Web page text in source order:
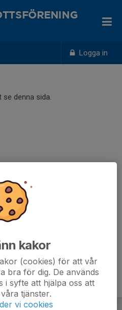
Logga in
denna sida.
kakor
(cookies) för att vår
bra för dig. De används
i syfte att hjälpa oss att
tjänster.
vi cookies